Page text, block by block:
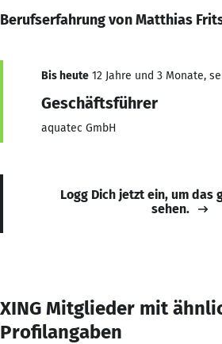
Berufserfahrung von Matthias
Bis heute 12 Jahre und 3 Monate,
Geschäftsführer
aquatec GmbH
Logg Dich jetzt ein, um das
sehen.
XING Mitglieder mit
Profilangaben